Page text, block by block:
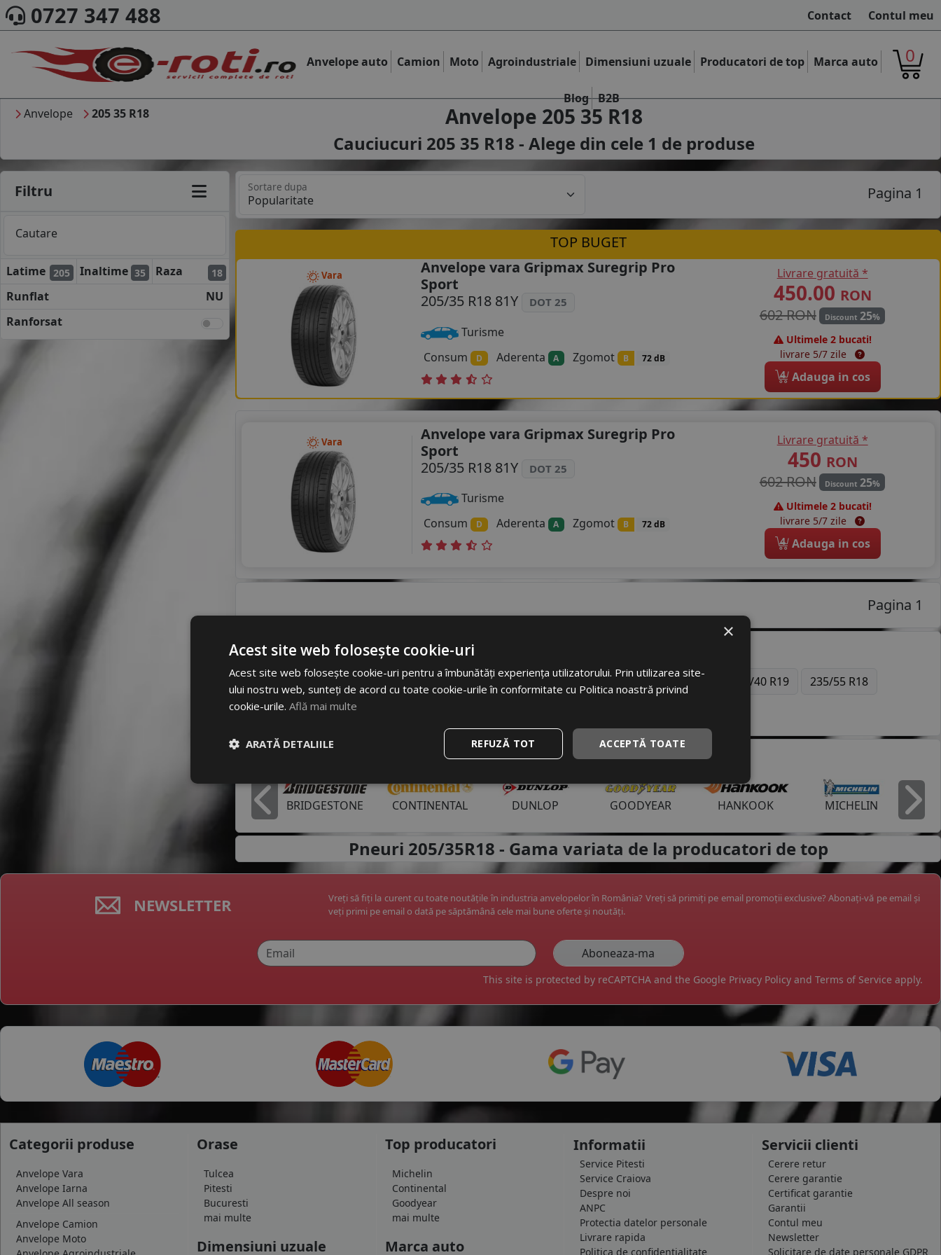
0727 347 488 Contact Contul meu
Anvelope auto Camion Moto Agroindustriale Dimensiuni uzuale Producatori de top Marca auto
Blog B2B
0
Anvelope 205 35 R18 Anvelope 205 35 R18
Cauciucuri 205 35 R18 - Alege din cele 1 de produse
Filtru
Cautare
Latime 205 Inaltime 35 Raza 18
Runflat
NU
Ranforsat
Sortare dupa Pagina 1
TOP BUGET
Vara
Anvelope vara Gripmax Suregrip Pro
Sport
205/35 R18 81Y
DOT 25
Turisme
Consum
D Aderenta A Zgomot B 72 dB
Livrare gratuită *
450.00 RON
602 RON
Discount 25%
Ultimele 2 bucati!
livrare 5/7 zile
4 Adauga in cos
Vara
Anvelope vara Gripmax Suregrip Pro
Sport
205/35 R18 81Y
DOT 25
Turisme
Consum
D Aderenta A Zgomot B 72 dB
Livrare gratuită *
450 RON
602 RON
Discount 25%
Ultimele 2 bucati!
livrare 5/7 zile
4 Adauga in cos
Pagina 1
Dimensiuni uzuale anvelope:
205/55 R16 195/65 R15 225/45 R17 225/65 R17 225/50 R17 215/50 R17 245/40 R19
235/55 R18
Mai multe
BRIDGESTONE CONTINENTAL DUNLOP GOODYEAR HANKOOK MICHELIN
Inapoi
Pneuri 205/35R18 - Gama variata de la producatori de top
NEWSLETTER
Vreți să fiți la curent cu toate noutățile în industria anvelopelor în România? Vreți să primiți pe email promoții exclusive? Abonați-vă pe email și
veți primi pe email o dată pe săptămână cele mai bune oferte și noutăți.
This site is protected by reCAPTCHA and the Google Privacy Policy and Terms of Service apply.
Categorii produse
Anvelope Vara
Anvelope Iarna
Anvelope All season
Anvelope Camion
Anvelope Moto
Orase
Tulcea
Pitesti
Bucuresti
mai multe
Dimensiuni uzuale
Top producatori
Michelin
Continental
Goodyear
mai multe
Marca auto
Informatii
Service Pitesti
Service Craiova
Despre noi
ANPC
Protectia datelor personale
Livrare rapida
Politica de confidentialitate
Servicii clienti
Cerere retur
Cerere garantie
Certificat garantie
Garantii
Contul meu
Newsletter
Solicitare de date personale GDPR
×
Acest site web folosește cookie-uri
Acest site web folosește cookie-uri pentru a îmbunătăți experiența utilizatorului. Prin utilizarea site-
ului nostru web, sunteți de acord cu toate cookie-urile în conformitate cu Politica noastră privind
cookie-urile. Află mai multe
ACCEPTĂ TOATE
REFUZĂ TOT
ARATĂ DETALIILE